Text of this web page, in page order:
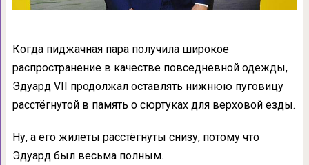
Когда пиджачная пара получила широкое
распространение в качестве повседневной одежды,
Эдуард VII продолжал оставлять нижнюю пуговицу
расстёгнутой в память о сюртуках для верховой езды.
Ну, а его жилеты расстёгнуты снизу, потому что
Эдуард был весьма полным.